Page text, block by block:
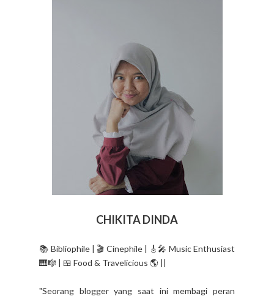
CHIKITA DINDA
📚 Bibliophile | 🎬 Cinephile | 🎸🎤 Music Enthusiast
🎹🎼 | 🍱 Food & Travelicious 🌎 ||
"Seorang blogger yang saat ini membagi peran